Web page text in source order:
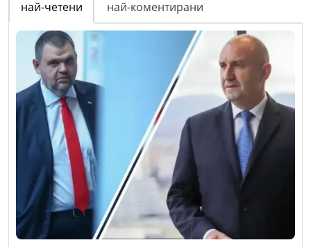
най-четени най-коментирани